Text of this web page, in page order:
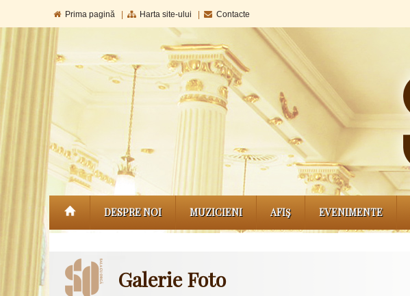
Prima pagină Harta site-ului Contacte
DESPRE NOI MUZICIENI AFIŞ EVENIMENTE
Galerie Foto